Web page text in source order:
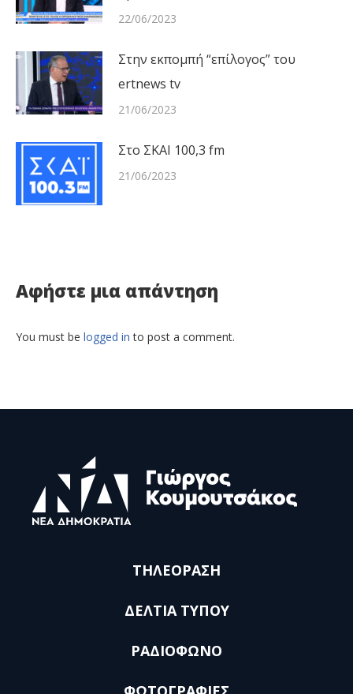
22/06/2023
Στην εκπομπή “επίλογος” του
ertnews tv
21/06/2023
Στο ΣΚΑΙ 100,3 fm
21/06/2023
Αφήστε μια απάντηση
You must be logged in to post a comment.
ΤΗΛΕΟΡΑΣΗ
ΔΕΛΤΙΑ ΤΥΠΟΥ
ΡΑΔΙΟΦΩΝΟ